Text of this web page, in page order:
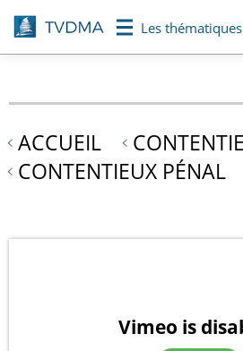
Aller
au
contenu
Les thématiques
ACCUEIL
CONTENTIEUX PÉNAL
Vimeo is